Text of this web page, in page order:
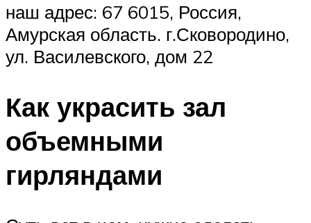
наш адрес: 67 6015, Россия,
Амурская область. г.Сковородино,
ул. Василевского, дом 22
Как украсить зал
объемными
гирляндами